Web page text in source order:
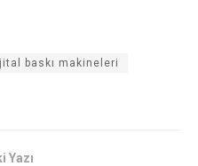
baskı makineleri
Yazı